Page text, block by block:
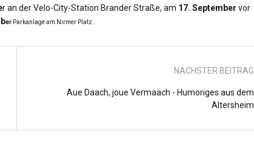
r an der Velo-City-Station Brander Straße, am 17. September vor
er Parkanlage am Nirmer Platz.
NÄCHSTER BEITRAG
Aue Daach, joue Vermaach - Humoriges aus dem
Altersheim